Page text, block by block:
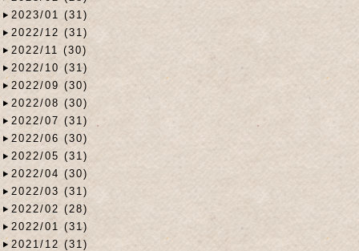
2023/01 (31)
2022/12 (31)
2022/11 (30)
2022/10 (31)
2022/09 (30)
2022/08 (30)
2022/07 (31)
2022/06 (30)
2022/05 (31)
2022/04 (30)
2022/03 (31)
2022/02 (28)
2022/01 (31)
2021/12 (31)